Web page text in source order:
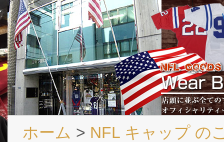
ホーム > NFL キャップ の